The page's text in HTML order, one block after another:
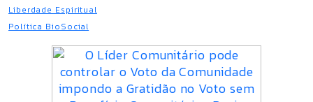
Liberdade Espiritual
Política BioSocial